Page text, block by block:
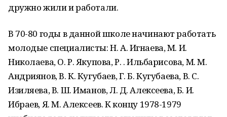
дружно жили и работали.
В 70-80 годы в данной школе начинают работать
молодые специалисты: Н. А. Игнаева, М. И.
Николаева, О. Р. Якупова, Р. . Ильбарисова, М. М.
Андриянов, В. К. Кугубаев, Г. Б. Кугубаева, В. С.
Изиляева, В. Ш. Иманов, Л. Д. Алексеева, Б. И.
Ибраев, Я. М. Алексеев. К концу 1978-1979